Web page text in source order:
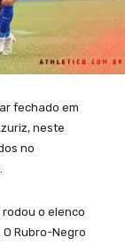
fechado em
neste
no
o elenco
Rubro-Negro